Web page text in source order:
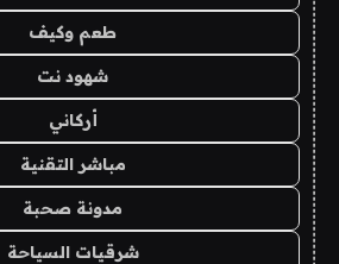
طعم وكيف
شهود نت
أركاني
مباشر التقنية
مدونة صحبة
شرقيات السياحة